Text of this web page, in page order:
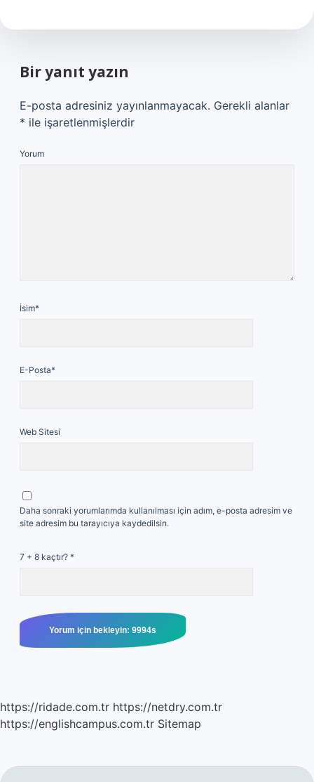
Bir yanıt yazın
E-posta adresiniz yayınlanmayacak. Gerekli alanlar
* ile işaretlenmişlerdir
Yorum
İsim*
E-Posta*
Web Sitesi
Daha sonraki yorumlarımda kullanılması için adım, e-posta adresim ve
site adresim bu tarayıcıya kaydedilsin.
7 + 8 kaçtır? *
https://ridade.com.tr https://netdry.com.tr
https://englishcampus.com.tr Sitemap